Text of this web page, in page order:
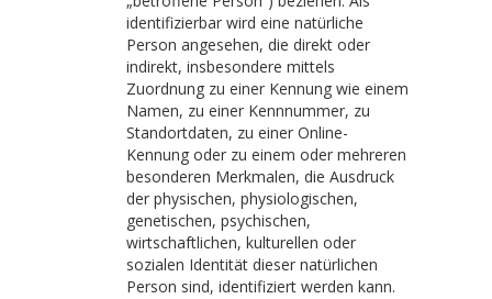
identifizierbar wird eine natürliche
Person angesehen, die direkt oder
indirekt, insbesondere mittels
Zuordnung zu einer Kennung wie einem
Namen, zu einer Kennnummer, zu
Standortdaten, zu einer Online-
Kennung oder zu einem oder mehreren
besonderen Merkmalen, die Ausdruck
der physischen, physiologischen,
genetischen, psychischen,
wirtschaftlichen, kulturellen oder
sozialen Identität dieser natürlichen
Person sind, identifiziert werden kann.